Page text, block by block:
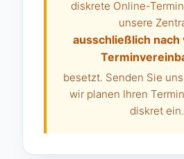
diskrete Online-
unsere
ausschließlich
besetzt. Senden Sie
wir planen Ihren
diskret ein.